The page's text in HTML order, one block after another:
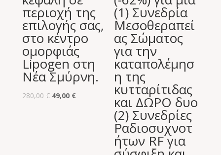
περιοχή της
επιλογής σας,
στο κέντρο
ομορφιάς
Lipogen στη
Νέα Σμύρνη.
280,00€ Original
49,00 €Η
(1) Συνεδρία
Μεσοθεραπεί
ας Σώματος
για την
καταπολέμησ
η της
κυτταρίτιδας
και ΔΩΡΟ δυο
(2) Συνεδρίες
Ραδιοσυχνοτ
ήτων RF για